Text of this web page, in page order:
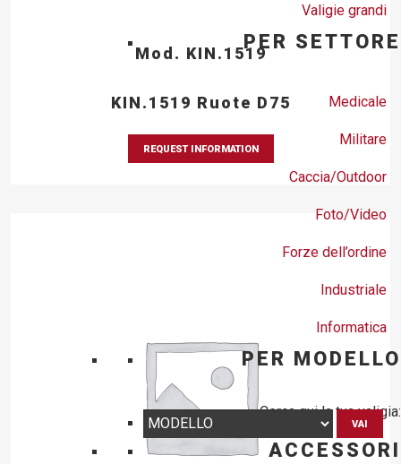
Valigie grandi
PER SETTORE
Medicale
Militare
Caccia/Outdoor
Foto/Video
Forze dell’ordine
Industriale
Informatica
PER MODELLO
Cerca qui la tua valigia:
VAI
ACCESSORI
Mod. KIN.1519
KIN.1519 Ruote D75
REQUEST INFORMATION